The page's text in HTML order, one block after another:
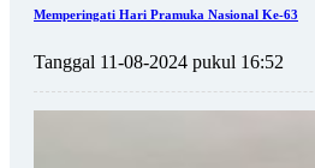
Memperingati Hari Pramuka Nasional Ke-63
Tanggal 11-08-2024 pukul 16:52